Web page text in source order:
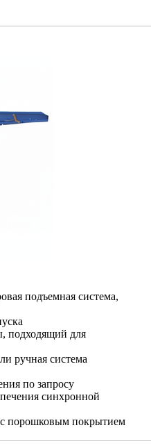
подъемная система,
подходящий для
ручная система
по запросу
синхронной
порошковым покрытием